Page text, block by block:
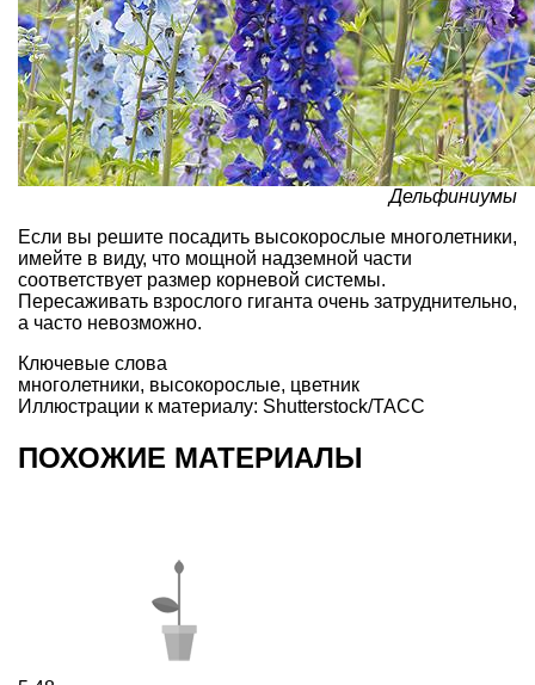
Дельфиниумы
Если вы решите посадить высокорослые многолетники,
имейте в виду, что мощной надземной части
соответствует размер корневой системы.
Пересаживать взрослого гиганта очень затруднительно,
а часто невозможно.
Ключевые слова
многолетники, высокорослые, цветник
Иллюстрации к материалу: Shutterstock/ТАСС
ПОХОЖИЕ МАТЕРИАЛЫ